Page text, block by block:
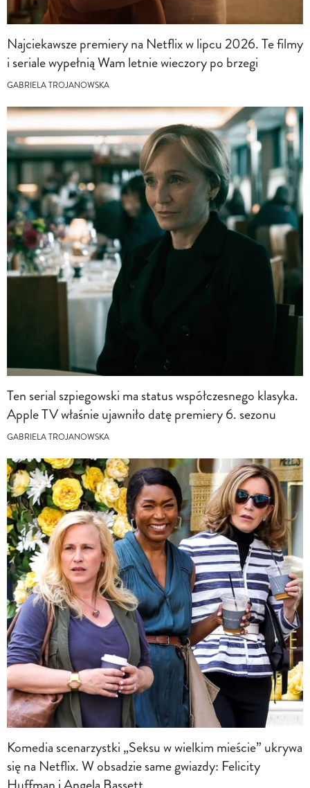
Najciekawsze premiery na Netflix w lipcu 2026. Te filmy
i seriale wypełnią Wam letnie wieczory po brzegi
GABRIELA TROJANOWSKA
Ten serial szpiegowski ma status współczesnego klasyka.
Apple TV właśnie ujawniło datę premiery 6. sezonu
GABRIELA TROJANOWSKA
Komedia scenarzystki „Seksu w wielkim mieście” ukrywa
się na Netflix. W obsadzie same gwiazdy: Felicity